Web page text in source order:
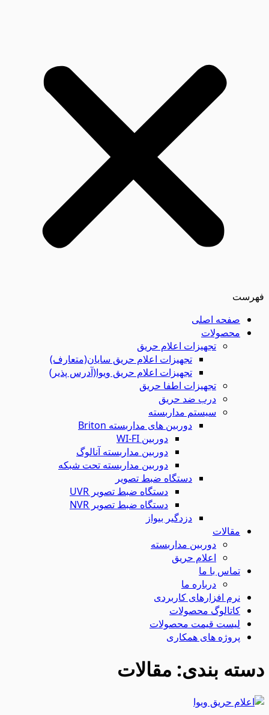
فهرست
صفحه اصلی
محصولات
تجهیزات اعلام حریق
تجهیزات اعلام حریق سایان(متعارف)
تجهیزات اعلام حریق ویوا(آدرس پذیر)
تجهیزات اطفا حریق
درب ضد حریق
سیستم مداربسته
دوربین های مداربسته Briton
دوربین WI-FI
دوربین مداربسته آنالوگ
دوربین مداربسته تحت شبکه
دستگاه ضبط تصویر
دستگاه ضبط تصویر UVR
دستگاه ضبط تصویر NVR
دزدگیر بیواز
مقالات
دوربین مداربسته
اعلام حریق
تماس با ما
درباره ما
نرم افزارهای کاربردی
کاتالوگ محصولات
لیست قیمت محصولات
پروژه های همکاری
دسته بندی: مقالات